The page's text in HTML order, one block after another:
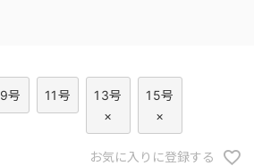
9号 11号
13号
×
15号
×
お気に入りに登録する